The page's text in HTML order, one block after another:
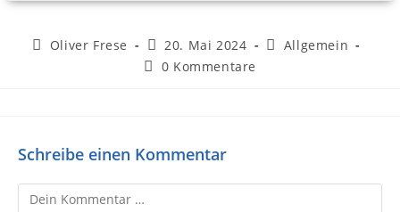
Oliver Frese 20. Mai 2024
Allgemein
0 Kommentare
Schreibe einen Kommentar